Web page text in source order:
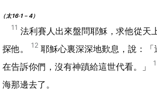
（太16‧1－4）
11 法利賽人出來盤問耶穌，求他從天
探他。
12 耶穌心裏深深地歎息，說：
在告訴你們，沒有神蹟給這世代看。」
海那邊去了。